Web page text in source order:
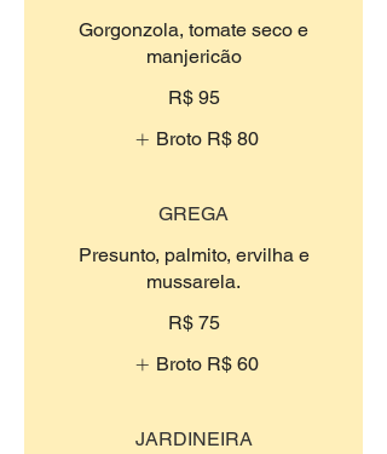
Gorgonzola, tomate seco e
manjericão
R$ 95
Broto R$ 80
GREGA
Presunto, palmito, ervilha e
mussarela.
R$ 75
Broto R$ 60
JARDINEIRA